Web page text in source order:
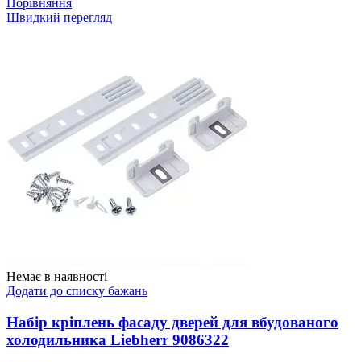
Порівняння
Швидкий перегляд
Немає в наявності
Додати до списку бажань
Набір кріплень фасаду дверей для вбудованого
холодильника Liebherr 9086322